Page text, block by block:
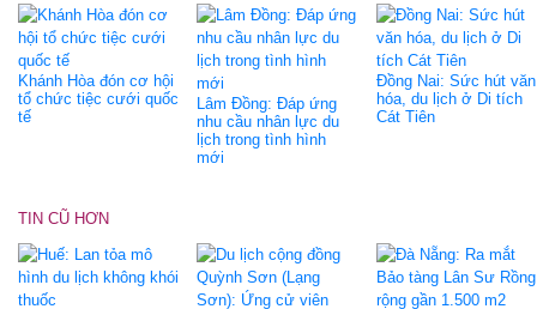
Khánh Hòa đón cơ hội
tổ chức tiệc cưới quốc
tế
Lâm Đồng: Ðáp ứng
nhu cầu nhân lực du
lịch trong tình hình
mới
Đồng Nai: Sức hút văn
hóa, du lịch ở Di tích
Cát Tiên
TIN CŨ HƠN